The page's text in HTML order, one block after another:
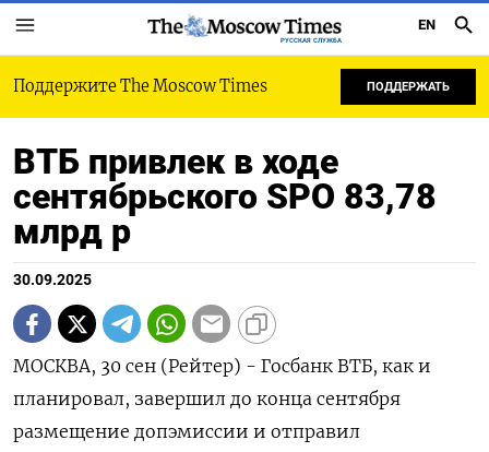
РУССКАЯ СЛУЖБА
EN
Поддержите The Moscow Times ПОДДЕРЖАТЬ
ВТБ привлек в ходе
сентябрьского SPO 83,78
млрд р
30.09.2025
МОСКВА, 30 сен (Рейтер) - Госбанк ВТБ, как и
планировал, завершил до конца сентября
размещение допэмиссии и отправил